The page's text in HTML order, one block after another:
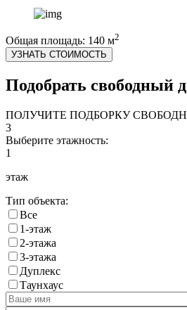
Общая площадь: 140 м2
УЗНАТЬ СТОИМОСТЬ
Подобрать свободный
ПОЛУЧИТЕ ПОДБОРКУ
3
Выберите этажность:
1
этаж
Тип объекта:
Все
1-этаж
2-этажа
3-этажа
Дуплекс
Таунхаус